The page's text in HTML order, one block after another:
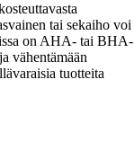
tai sekaiho voi
on AHA- tai BHA-
vähentämään
tuotteita